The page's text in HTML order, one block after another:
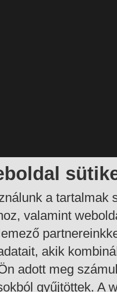
a tartalmak
valamint
akik
adott meg
gyűjtöttek. A